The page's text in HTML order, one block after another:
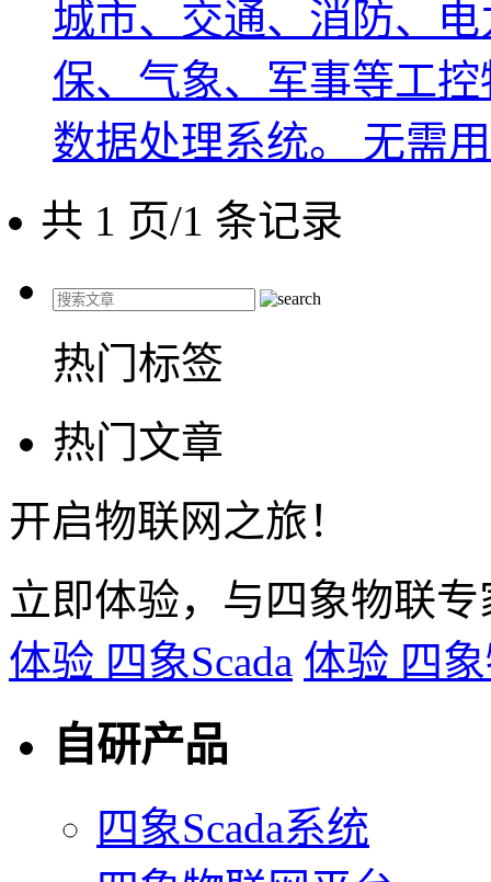
城市、交通、消防、
保、气象、军事等工
数据处理系统。 无需
共 1 页/1 条记录
热门标签
热门文章
开启物联网之旅！
立即体验，与四象物联
体验 四象Scada 体验 四
自研产品
四象Scada系统